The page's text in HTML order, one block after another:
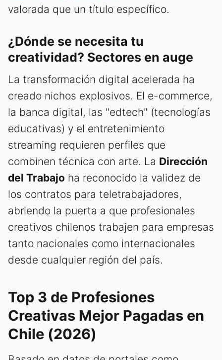
valorada que un título específico.
¿Dónde se necesita tu
creatividad? Sectores en auge
La transformación digital acelerada ha
creado nichos explosivos. El e-commerce,
la banca digital, las "edtech" (tecnologías
educativas) y el entretenimiento
streaming requieren perfiles que
combinen técnica con arte. La Dirección
del Trabajo ha reconocido la validez de
los contratos para teletrabajadores,
abriendo la puerta a que profesionales
creativos chilenos trabajen para empresas
tanto nacionales como internacionales
desde cualquier región del país.
Top 3 de Profesiones
Creativas Mejor Pagadas en
Chile (2026)